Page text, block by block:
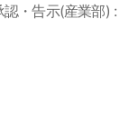
・告示(産業部) :